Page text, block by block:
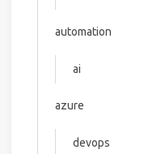
automation
ai
azure
devops